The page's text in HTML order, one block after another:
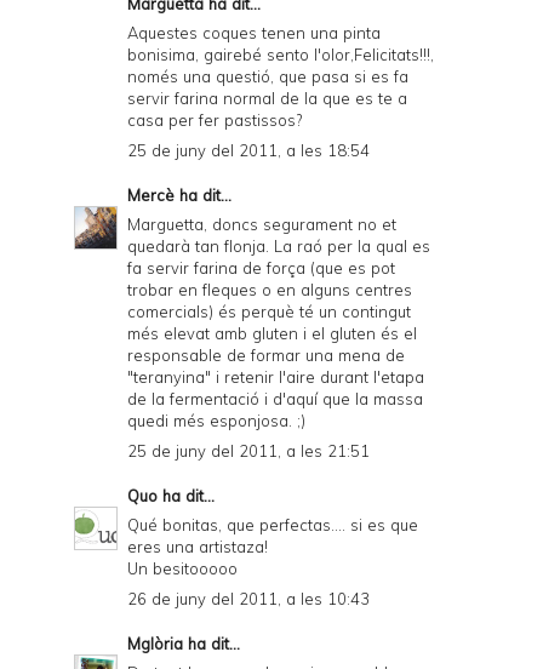
Aquestes coques tenen una pinta
bonisima, gairebé sento l'olor,Felicitats!!!,
només una questió, que pasa si es fa
servir farina normal de la que es te a
casa per fer pastissos?
25 de juny del 2011, a les 18:54
Mercè ha dit...
Marguetta, doncs segurament no et
quedarà tan flonja. La raó per la qual es
fa servir farina de força (que es pot
trobar en fleques o en alguns centres
comercials) és perquè té un contingut
més elevat amb gluten i el gluten és el
responsable de formar una mena de
"teranyina" i retenir l'aire durant l'etapa
de la fermentació i d'aquí que la massa
quedi més esponjosa. ;)
25 de juny del 2011, a les 21:51
Quo ha dit...
Qué bonitas, que perfectas.... si es que
eres una artistaza!
Un besitooooo
26 de juny del 2011, a les 10:43
Mglòria ha dit...